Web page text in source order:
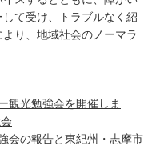
て受け、トラブルなく紹
り、地域社会のノーマラ
観光勉強会を開催しま
会の報告と東紀州・志摩市